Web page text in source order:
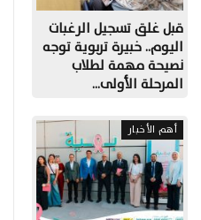
قبل غلق تسجيل الرغبات
اليوم.. خبيرة تربوية توجه
نصيحة مهمة لطلاب
المرحلة الأولى…
أهم الأخبار